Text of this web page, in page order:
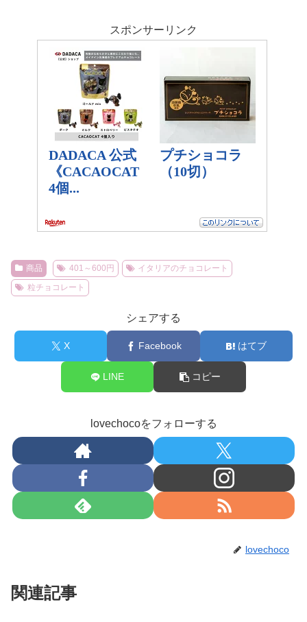
スポンサーリンク
商品 401～600円
イタリアのチョコレート
粒チョコレート
シェアする
X Facebook はてブ
LINE コピー
lovechocoをフォローする
lovechoco
関連記事